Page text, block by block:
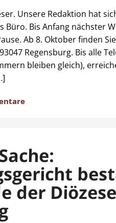
Unsere Redaktion hat
Büro. Bis Anfang nächster
Ab 8. Oktober finden
Regensburg. Bis alle
bleiben gleich),
der